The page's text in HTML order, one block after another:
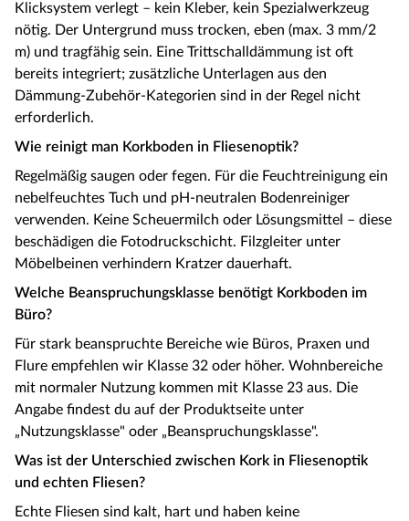
Klicksystem verlegt – kein Kleber, kein Spezialwerkzeug
nötig. Der Untergrund muss trocken, eben (max. 3 mm/2
m) und tragfähig sein. Eine Trittschalldämmung ist oft
bereits integriert; zusätzliche Unterlagen aus den
Dämmung-Zubehör-Kategorien sind in der Regel nicht
erforderlich.
Wie reinigt man Korkboden in Fliesenoptik?
Regelmäßig saugen oder fegen. Für die Feuchtreinigung ein
nebelfeuchtes Tuch und pH-neutralen Bodenreiniger
verwenden. Keine Scheuermilch oder Lösungsmittel – diese
beschädigen die Fotodruckschicht. Filzgleiter unter
Möbelbeinen verhindern Kratzer dauerhaft.
Welche Beanspruchungsklasse benötigt Korkboden im
Büro?
Für stark beanspruchte Bereiche wie Büros, Praxen und
Flure empfehlen wir Klasse 32 oder höher. Wohnbereiche
mit normaler Nutzung kommen mit Klasse 23 aus. Die
Angabe findest du auf der Produktseite unter
„Nutzungsklasse" oder „Beanspruchungsklasse".
Was ist der Unterschied zwischen Kork in Fliesenoptik
und echten Fliesen?
Echte Fliesen sind kalt, hart und haben keine